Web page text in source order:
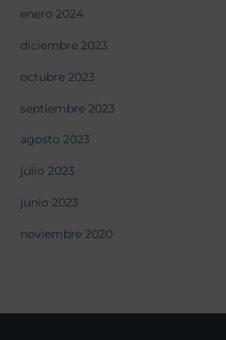
enero 2024
diciembre 2023
octubre 2023
septiembre 2023
agosto 2023
julio 2023
junio 2023
noviembre 2020